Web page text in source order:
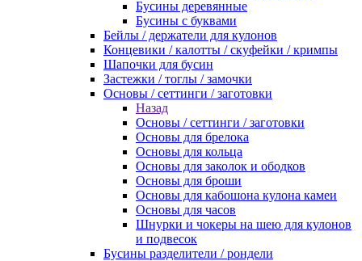
Бусины деревянные
Бусины с буквами
Бейлы / держатели для кулонов
Концевики / калотты / скуфейки / кримпы
Шапочки для бусин
Застежки / тоглы / замочки
Основы / сеттинги / заготовки
Назад
Основы / сеттинги / заготовки
Основы для брелока
Основы для кольца
Основы для заколок и ободков
Основы для броши
Основы для кабошона кулона камеи
Основы для часов
Шнурки и чокеры на шею для кулонов
и подвесок
Бусины разделители / рондели